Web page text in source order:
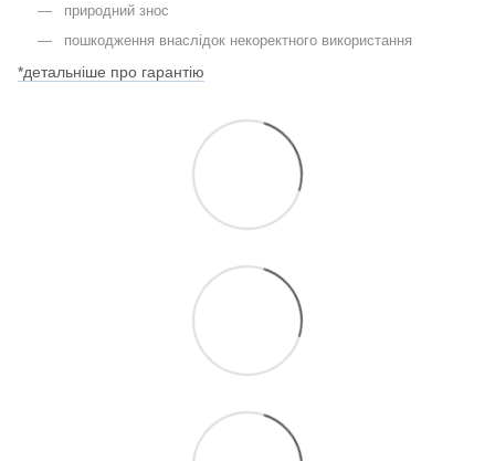
природний знос
пошкодження внаслідок некоректного використання
*детальніше про гарантію